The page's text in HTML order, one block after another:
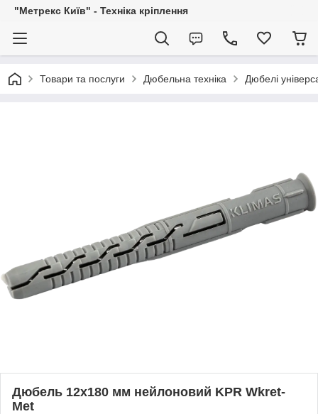
"Метрекс Київ" - Техніка кріплення
Товари та послуги Дюбельна техніка Дюбелі
Дюбель 12х180 мм нейлоновий KPR Wkret-
Met